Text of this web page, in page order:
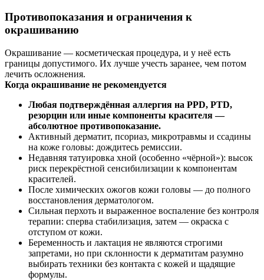
Противопоказания и ограничения к
окрашиванию
Окрашивание — косметическая процедура, и у неё есть
границы допустимого. Их лучше учесть заранее, чем потом
лечить осложнения.
Когда окрашивание не рекомендуется
Любая подтверждённая аллергия на PPD, PTD,
резорцин или иные компоненты красителя —
абсолютное противопоказание.
Активный дерматит, псориаз, микротравмы и ссадины
на коже головы: дождитесь ремиссии.
Недавняя татуировка хной (особенно «чёрной»): высок
риск перекрёстной сенсибилизации к компонентам
красителей.
После химических ожогов кожи головы — до полного
восстановления дерматологом.
Сильная перхоть и выраженное воспаление без контроля
терапии: сперва стабилизация, затем — окраска с
отступом от кожи.
Беременность и лактация не являются строгими
запретами, но при склонности к дерматитам разумно
выбирать техники без контакта с кожей и щадящие
формулы.